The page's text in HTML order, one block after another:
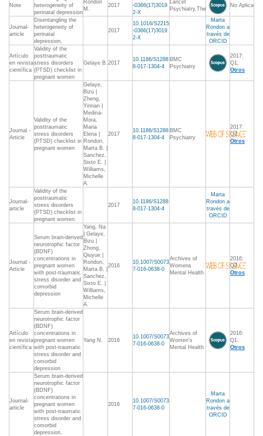
Note
heterogeneity of
perinatal depression
Rondon
M.
2017
-0366(17)3019
2-X
Lancet
Psychiatry,The
No Aplica
Journal-
article
Disentangling the
heterogeneity of
perinatal
depression.
2017
10.1016/S2215
-0366(17)3019
2-X
Marta
Rondon a
través de
ORCID
Artículo
en revista
científica
Validity of the
posttraumatic
stress disorders
(PTSD) checklist in
pregnant women
Gelaye B. 2017
10.1186/S1288
8-017-1304-4
BMC
Psychiatry
2017:
Q1,
Otros
Journal -
Article
Validity of the
posttraumatic
stress disorders
(PTSD) checklist in
pregnant women
Gelaye,
Bizu |
Zheng,
Yinnan |
Medina-
Mora,
Maria
Elena |
Rondon,
Marta B. |
Sanchez,
Sixto E. |
Williams,
Michelle
A.
2017
10.1186/S1288
8-017-1304-4
BMC
Psychiatry
2017:
Q2,
Otros
Journal-
article
Validity of the
posttraumatic
stress disorders
(PTSD) checklist in
pregnant women.
2017
10.1186/S1288
8-017-1304-4
Marta
Rondon a
través de
ORCID
Journal -
Article
Serum brain-derived
neurotrophic factor
(BDNF)
concentrations in
pregnant women
with post-traumatic
stress disorder and
comorbid
depression
Yang, Na
| Gelaye,
Bizu |
Zhong,
Qiuyue |
Rondon,
Marta B. |
Sanchez,
Sixto E. |
Williams,
Michelle
A.
2016
10.1007/S0073
7-016-0638-0
Archives of
Womens
Mental Health
2016:
Q2,
Otros
Artículo
en revista
científica
Serum brain-derived
neurotrophic factor
(BDNF)
concentrations in
pregnant women
with post-traumatic
stress disorder and
comorbid
depression
Yang N. 2016
10.1007/S0073
7-016-0638-0
Archives of
Women's
Mental Health
2016:
Q1,
Otros
Journal-
article
Serum brain-derived
neurotrophic factor
(BDNF)
concentrations in
pregnant women
with post-traumatic
stress disorder and
comorbid
depression.
2016
10.1007/S0073
7-016-0638-0
Marta
Rondon a
través de
ORCID